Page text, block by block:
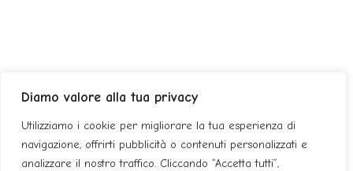
Diamo valore alla tua privacy
Utilizziamo i cookie per migliorare la tua esperienza di
navigazione, offrirti pubblicità o contenuti personalizzati e
analizzare il nostro traffico. Cliccando “Accetta tutti”,